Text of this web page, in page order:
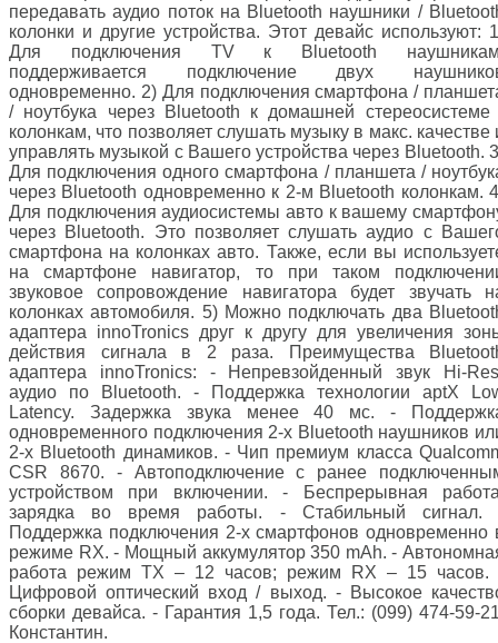
передавать аудио поток на Bluetooth наушники /
колонки и другие устройства. Этот девайс используют:
Для подключения ТV к Bluetooth
поддерживается подключение двух
одновременно. 2) Для подключения смартфона /
/ ноутбука через Bluetooth к домашней стереосистеме
колонкам, что позволяет слушать музыку в макс. качестве
управлять музыкой с Вашего устройства через Bluetooth.
Для подключения одного смартфона / планшета /
через Bluetooth одновременно к 2-м Bluetooth колонкам.
Для подключения аудиосистемы авто к вашему
через Bluetooth. Это позволяет слушать аудио с
смартфона на колонках авто. Также, если вы
на смартфоне навигатор, то при таком
звуковое сопровождение навигатора будет звучать
колонках автомобиля. 5) Можно подключать два
адаптера innoTronics друг к другу для увеличения
действия сигнала в 2 раза. Преимущества
адаптера innoTronics: - Непревзойденный звук Hi-
аудио по Bluetooth. - Поддержка технологии aptX
Latency. Задержка звука менее 40 мс. -
одновременного подключения 2-х Bluetooth наушников
2-х Bluetooth динамиков. - Чип премиум класса
CSR 8670. - Автоподключение с ранее
устройством при включении. - Беспрерывная
зарядка во время работы. - Стабильный сигнал.
Поддержка подключения 2-х смартфонов одновременно
режиме RX. - Мощный аккумулятор 350 mAh. -
работа режим TX – 12 часов; режим RX – 15 часов.
Цифровой оптический вход / выход. - Высокое
сборки девайса. - Гарантия 1,5 года. Тел.: (099) 474-59-
Константин.